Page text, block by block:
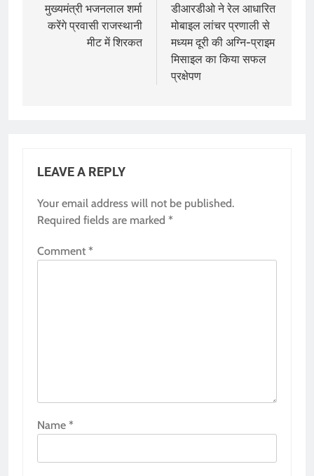
navigation
मुख्यमंत्री भजनलाल शर्मा
करेंगे प्रवासी राजस्थानी
मीट में शिरकत
डीआरडीओ ने रेल आधारित
मोबाइल लांचर प्रणाली से
मध्यम दूरी की अग्नि-प्राइम
मिसाइल का किया सफल
प्रक्षेपण
LEAVE A REPLY
Your email address will not be published.
Required fields are marked *
Comment *
Name *